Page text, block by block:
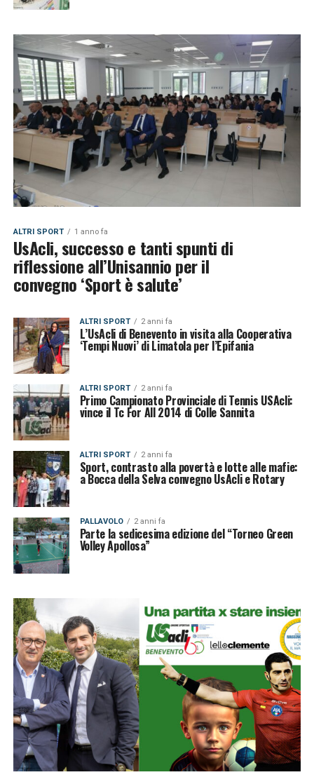
ALTRI SPORT 1 anno fa
UsAcli, successo e tanti spunti di
riflessione all’Unisannio per il
convegno ‘Sport è salute’
ALTRI SPORT 2 anni fa
L’UsAcli di Benevento in visita alla Cooperativa
‘Tempi Nuovi’ di Limatola per l’Epifania
ALTRI SPORT 2 anni fa
Primo Campionato Provinciale di Tennis USAcli:
vince il Tc For All 2014 di Colle Sannita
ALTRI SPORT 2 anni fa
Sport, contrasto alla povertà e lotte alle mafie:
a Bocca della Selva convegno UsAcli e Rotary
PALLAVOLO 2 anni fa
Parte la sedicesima edizione del “Torneo Green
Volley Apollosa”